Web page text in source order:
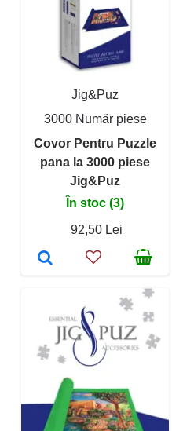
Jig&Puz
3000 Număr piese
Covor Pentru Puzzle
pana la 3000 piese
Jig&Puz
În stoc (3)
92,50 Lei